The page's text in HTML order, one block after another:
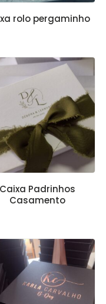
rolo pergaminho
Caixa Padrinhos
Casamento